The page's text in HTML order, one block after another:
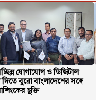
যোগাযোগ ও ডিজিটাল
দিতে বুরো বাংলাদেশের সঙ্গে
চুক্তি